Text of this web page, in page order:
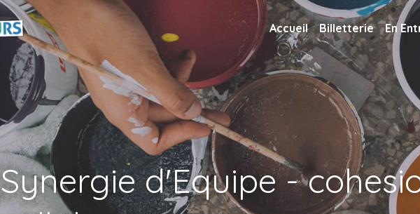
Accueil Billetterie En
Synergie d'Equipe -